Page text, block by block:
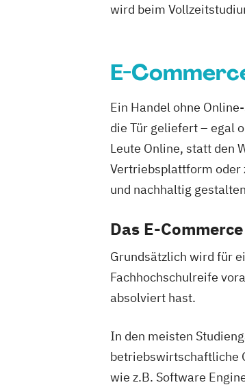
wird beim
E-
Ein Handel ohne
die Tür geliefert – egal
Leute Online, statt den
Vertriebsplattform oder
und nachhaltig
Das E-
Grundsätzlich wird für
Fachhochschulreife
absolviert hast.
In den meisten
betriebswirtschaftliche
wie z.B. Software